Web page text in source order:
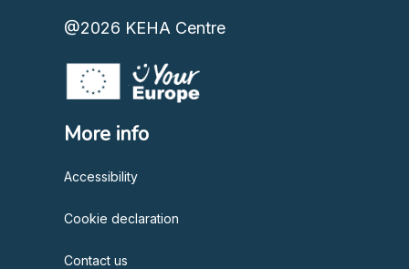
@2026 KEHA Centre
More info
Accessibility
Cookie declaration
Contact us